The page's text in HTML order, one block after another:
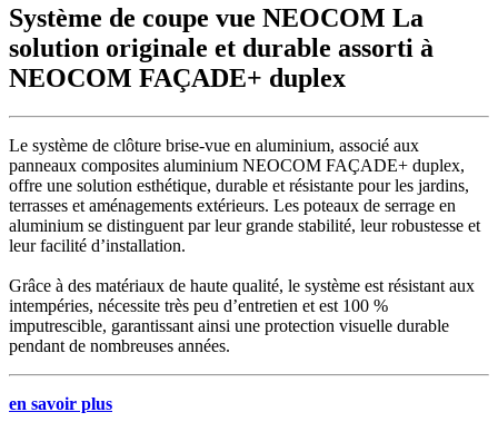
Système de coupe vue NEOCOM La
solution originale et durable assorti à
NEOCOM FAÇADE+ duplex
Le système de clôture brise-vue en aluminium, associé aux
panneaux composites aluminium NEOCOM FAÇADE+ duplex,
offre une solution esthétique, durable et résistante pour les jardins,
terrasses et aménagements extérieurs. Les poteaux de serrage en
aluminium se distinguent par leur grande stabilité, leur robustesse et
leur facilité d’installation.
Grâce à des matériaux de haute qualité, le système est résistant aux
intempéries, nécessite très peu d’entretien et est 100 %
imputrescible, garantissant ainsi une protection visuelle durable
pendant de nombreuses années.
en savoir plus